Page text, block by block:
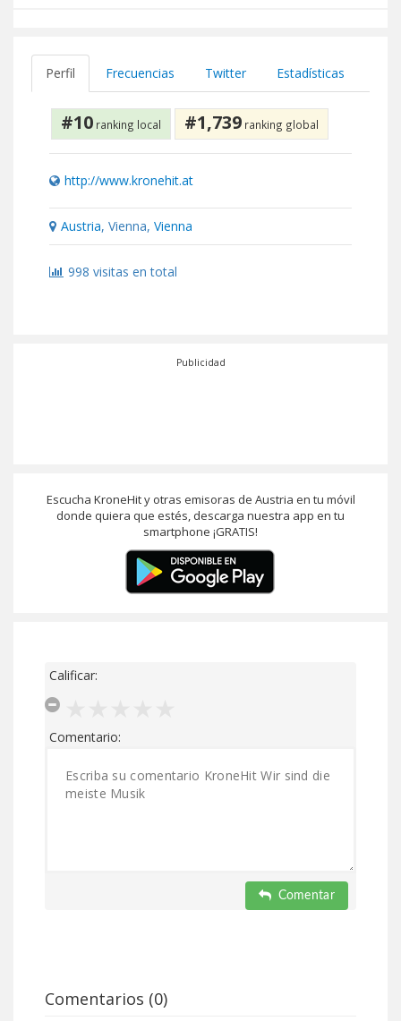
Perfil Frecuencias Twitter Estadísticas
#10 ranking local #1,739 ranking global
http://www.kronehit.at
Austria, Vienna, Vienna
998 visitas en total
Publicidad
Escucha KroneHit y otras emisoras de Austria en tu móvil
donde quiera que estés, descarga nuestra app en tu
smartphone ¡GRATIS!
Calificar:
Comentario:
Comentar
Comentarios (0)